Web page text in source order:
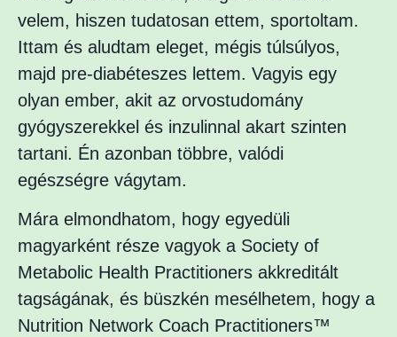
velem, hiszen tudatosan ettem, sportoltam.
Ittam és aludtam eleget, mégis túlsúlyos,
majd pre-diabéteszes lettem. Vagyis egy
olyan ember, akit az orvostudomány
gyógyszerekkel és inzulinnal akart szinten
tartani. Én azonban többre, valódi
egészségre vágytam.
Mára elmondhatom, hogy egyedüli
magyarként része vagyok a Society of
Metabolic Health Practitioners akkreditált
tagságának, és büszkén mesélhetem, hogy a
Nutrition Network Coach Practitioners™